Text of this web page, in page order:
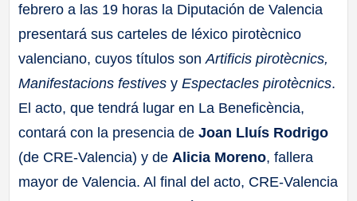
febrero a las 19 horas la Diputación de Valencia
presentará sus carteles de léxico pirotècnico
valenciano, cuyos títulos sonArtificis pirotècnics,
Manifestacions festives yEspectacles pirotècnics.
El acto, que tendrá lugar en La Beneficència,
contará con la presencia deJoan Lluís Rodrigo
(de CRE-Valencia) y de Alicia Moreno, fallera
mayor de Valencia. Al final del acto, CRE-Valencia